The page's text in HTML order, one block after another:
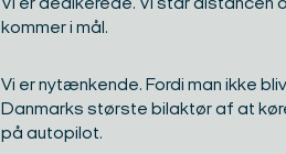
kommer i mål. ​
Vi er nytænkende. Fordi man ikke
Danmarks største bilaktør af at
på autopilot.​